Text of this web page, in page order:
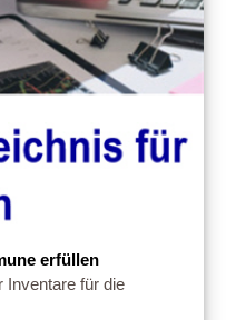
erfüllen
Inventare für die